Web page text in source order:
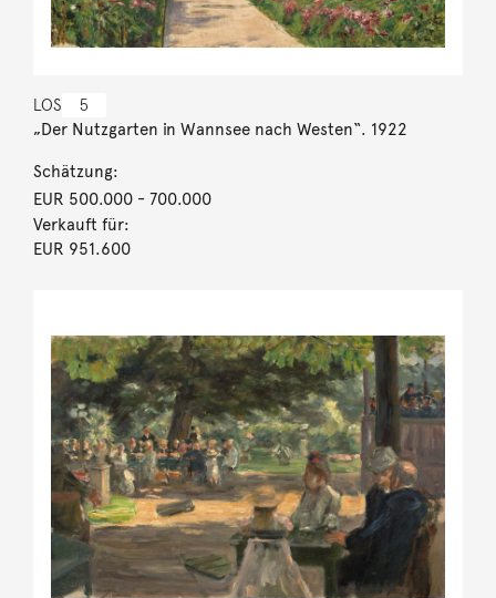
LOS 5
„Der Nutzgarten in Wannsee nach Westen“. 1922
Schätzung:
EUR 500.000- 700.000
Verkauft für:
EUR 951.600